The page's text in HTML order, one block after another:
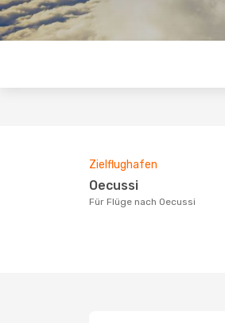
Zielflughafen
Oecussi
Für Flüge nach Oecussi